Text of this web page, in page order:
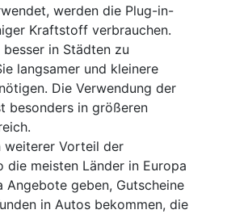
werden die Plug-in-
Kraftstoff verbrauchen.
in Städten zu
langsamer und kleinere
Die Verwendung der
besonders in größeren
weiterer Vorteil der
die meisten Länder in Europa
Angebote geben, Gutscheine
in Autos bekommen, die